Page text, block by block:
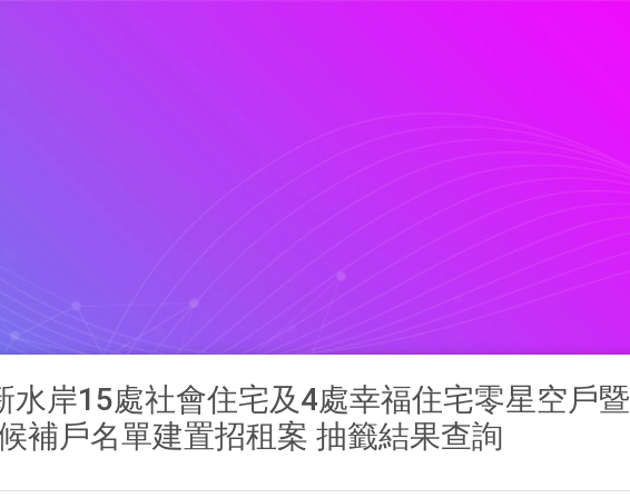
水岸15處社會住宅及4處幸福住宅零星空戶暨
補戶名單建置招租案 抽籤結果查詢